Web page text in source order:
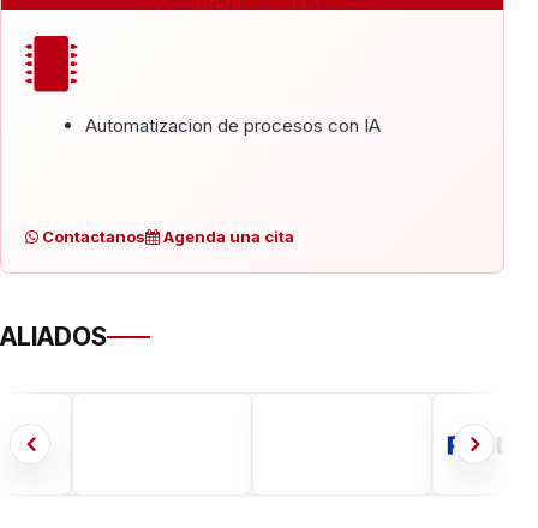
Automatizacion de procesos con IA
Contactanos Agenda una cita
ALIADOS